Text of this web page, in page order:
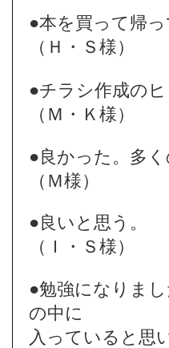
●本を買って帰
（Ｈ・Ｓ様）
●チラシ作成の
（Ｍ・Ｋ様）
●良かった。多
（Ｍ様）
●良いと思う。
（Ｉ・Ｓ様）
●勉強になりま
の中に
入っていると思